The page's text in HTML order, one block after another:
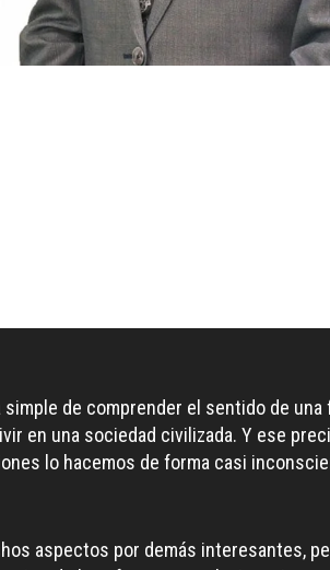
de comprender el sentido de
en una sociedad civilizada. Y ese
lo hacemos de forma casi
aspectos por demás interesantes,